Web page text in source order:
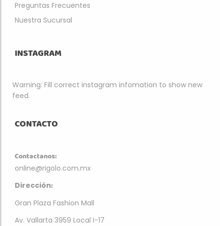
Preguntas Frecuentes
Nuestra Sucursal
INSTAGRAM
Warning: Fill correct instagram infomation to show new
feed.
CONTACTO
Contactanos:
online@rigolo.com.mx
Dirección:
Gran Plaza Fashion Mall
Av. Vallarta 3959 Local I-17